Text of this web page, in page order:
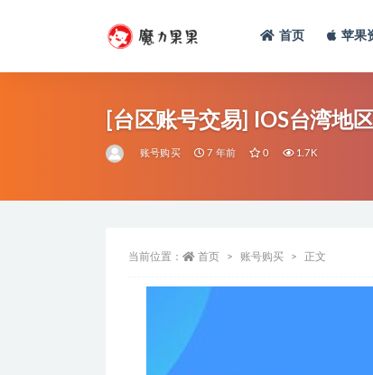
首页 苹果
[台区账号交易] IOS台湾地
账号购买 7 年前 0 1.7K
当前位置： 首页 账号购买 正文